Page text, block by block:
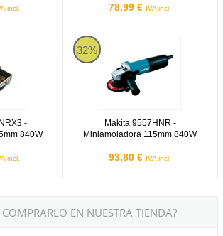
incl. 78,99 € IVA incl.
-
840W
incl.
32%
Makita 9557HNR -
Miniamoladora 115mm 840W
93,80 € IVA incl.
Makita 9557HNR
EN NUESTRA TIENDA?